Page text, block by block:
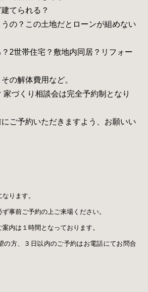
てられる？
の？この土地だとローンが組めない
2世帯住宅？敷地内同居？リフォー
の解体費用など。
家づくり相談会は完全予約制となり
ご予約いただきますよう、お願いい
ります。
事前ご予約の上ご来場ください。
内は１時間となっております。
の方、３日以内のご予約はお電話にてお問合